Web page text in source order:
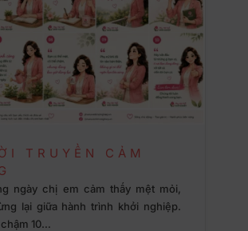
TRUYỀN CẢM
ngày chị em cảm thấy mệt mỏi,
lại giữa hành trình khởi nghiệp.
10…